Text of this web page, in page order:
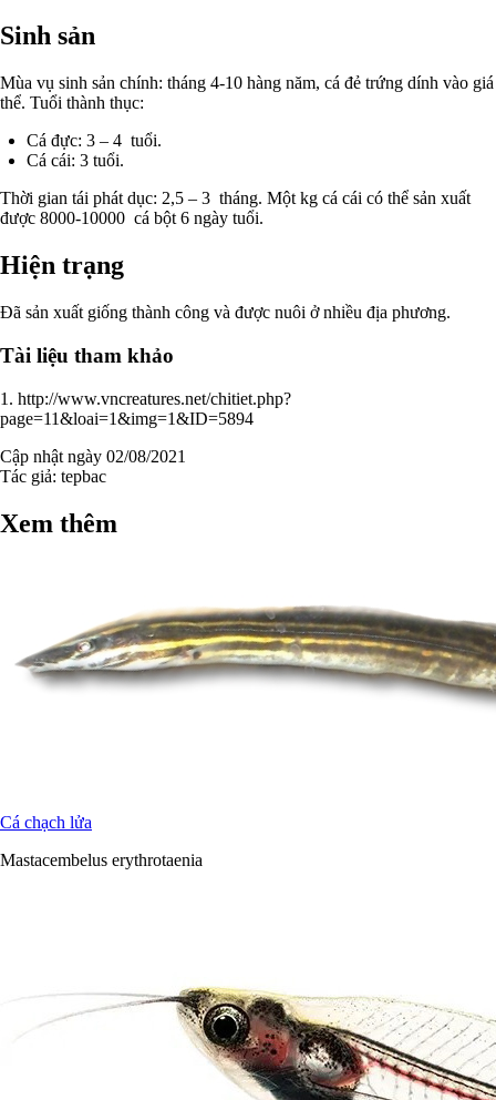
Sinh sản
Mùa vụ sinh sản chính: tháng 4-10 hàng năm, cá đẻ trứng dính vào giá
thể. Tuổi thành thục:
Cá đực: 3 – 4 tuổi.
Cá cái: 3 tuổi.
Thời gian tái phát dục: 2,5 – 3 tháng. Một kg cá cái có thể sản xuất
được 8000-10000 cá bột 6 ngày tuổi.
Hiện trạng
Đã sản xuất giống thành công và được nuôi ở nhiều địa phương.
Tài liệu tham khảo
1. http://www.vncreatures.net/chitiet.php?
page=11&loai=1&img=1&ID=5894
Cập nhật ngày 02/08/2021
Tác giả: tepbac
Xem thêm
Cá chạch lửa
Mastacembelus erythrotaenia